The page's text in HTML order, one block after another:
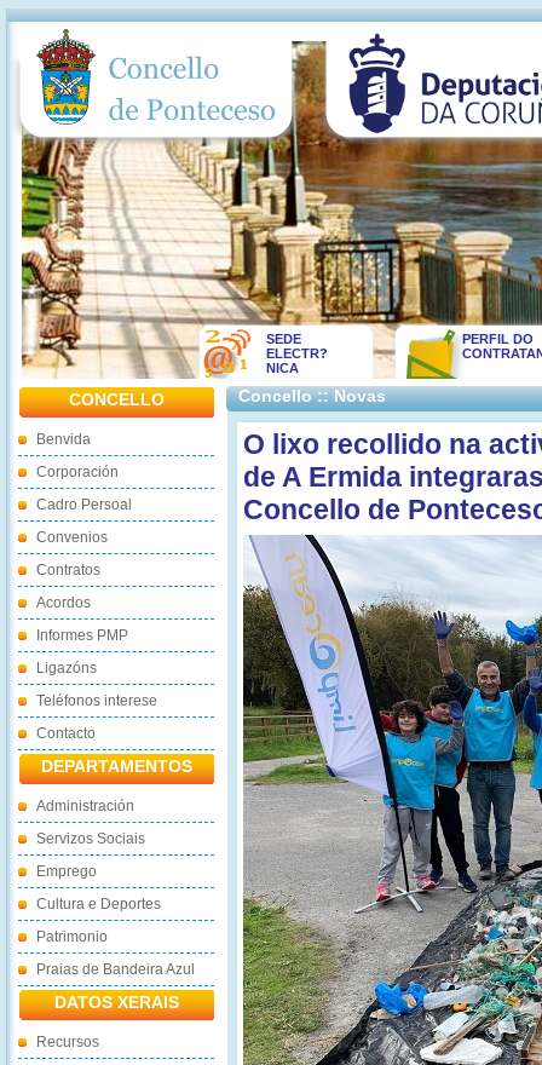
SEDE
ELECTR?
NICA
PERFIL DO
CONCELLO
Benvida
Corporación
Cadro Persoal
Convenios
Contratos
Acordos
Informes PMP
Ligazóns
Teléfonos interese
Contacto
DEPARTAMENTOS
Administración
Servizos Sociais
Emprego
Cultura e Deportes
Patrimonio
Praias de Bandeira Azul
DATOS XERAIS
Recursos
Concello :: Novas
O lixo recollido na
de A Ermida
Concello de